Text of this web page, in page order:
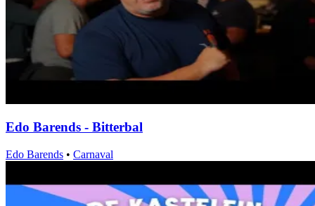
Edo Barends - Bitterbal
Edo Barends • Carnaval